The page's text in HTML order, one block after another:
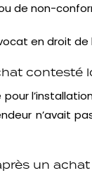
de non-
en droit
contesté
n’avait
un